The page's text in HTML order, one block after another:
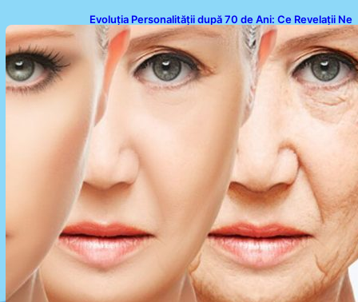
Evoluția Personalității după 70 de Ani: Ce Revelații Ne
Oferă Studiile Psihologice